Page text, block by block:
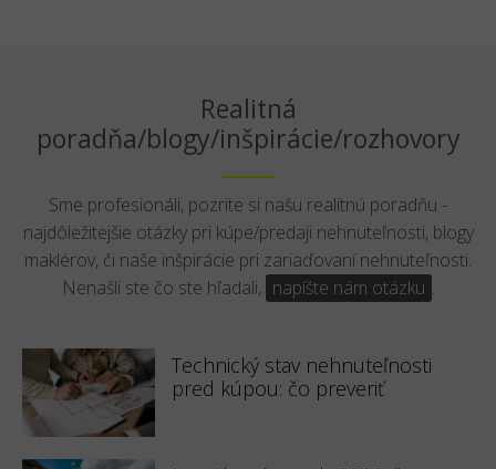
Realitná
poradňa/blogy/inšpirácie/rozhovory
Sme profesionáli, pozrite si našu realitnú poradňu -
najdôležitejšie otázky pri kúpe/predaji nehnuteľnosti, blogy
maklérov, či naše inšpirácie pri zariaďovaní nehnuteľnosti.
Nenašli ste čo ste hľadali, napíšte nám otázku .
Technický stav nehnuteľnosti
pred kúpou: čo preveriť